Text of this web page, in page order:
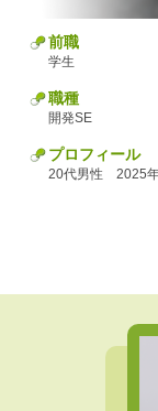
前職
学生
職種
開発SE
プロフィール
20代男性 2025